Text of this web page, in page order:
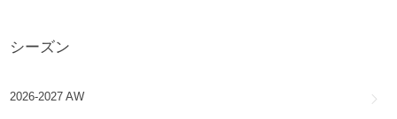
シーズン
2026-2027 AW